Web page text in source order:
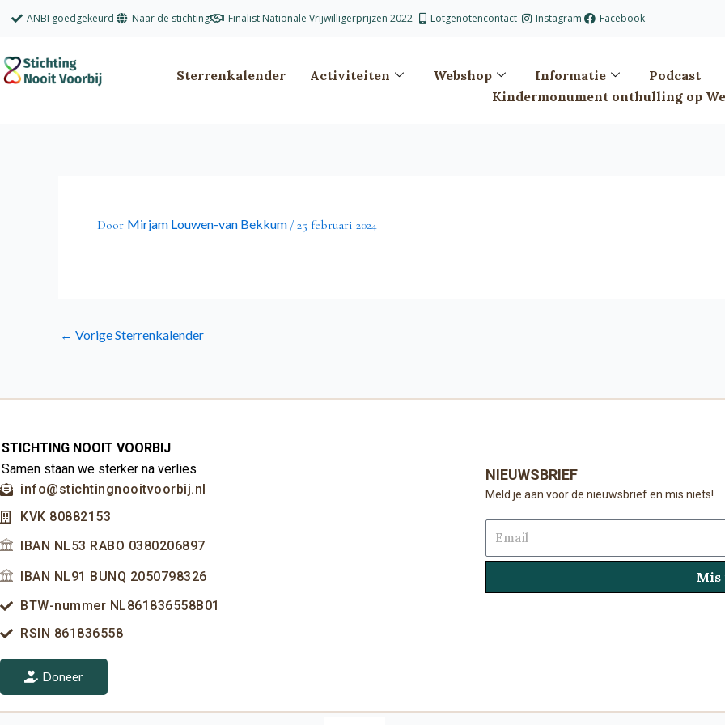
inhoud
ANBI goedgekeurd Naar de stichting Finalist Nationale Vrijwilligerprijzen 2022 Lotgenotencontact Instagram Facebook
Sterrenkalender Activiteiten Webshop Informatie Podcast
Kindermonument onthulling op
Door Mirjam Louwen-van Bekkum / 25 februari 2024
← Vorige Sterrenkalender
STICHTING NOOIT VOORBIJ
Samen staan we sterker na verlies
info@stichtingnooitvoorbij.nl
KVK 80882153
IBAN NL53 RABO 0380206897
IBAN NL91 BUNQ 2050798326
BTW-nummer NL861836558B01
RSIN 861836558
Doneer
NIEUWSBRIEF
Meld je aan voor de nieuwsbrief en mis niets!
Email
Mis